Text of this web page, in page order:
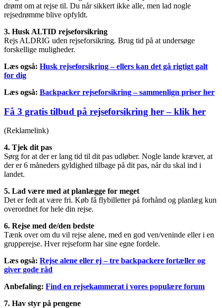
drømt om at rejse til. Du når sikkert ikke alle, men lad nogle
rejsedrømme blive opfyldt.
3. Husk ALTID rejseforsikring
Rejs ALDRIG uden rejseforsikring. Brug tid på at undersøge
forskellige muligheder.
Læs også: Husk rejseforsikring – ellers kan det gå rigtigt galt
for dig
Læs også: Backpacker rejseforsikring – sammenlign priser her
Få 3 gratis tilbud på rejseforsikring her – klik her
(Reklamelink)
4. Tjek dit pas
Sørg for at der er lang tid til dit pas udløber. Nogle lande kræver, at
der er 6 måneders gyldighed tilbage på dit pas, når du skal ind i
landet.
5. Lad være med at planlægge for meget
Det er fedt at være fri. Køb få flybilletter på forhånd og planlæg kun
overordnet for hele din rejse.
6. Rejse med de/den bedste
Tænk over om du vil rejse alene, med en god ven/veninde eller i en
grupperejse. Hver rejseform har sine egne fordele.
Læs også: Rejse alene eller ej – tre backpackere fortæller og
giver gode råd
Anbefaling: Find en rejsekammerat i vores populære forum
7. Hav styr på pengene